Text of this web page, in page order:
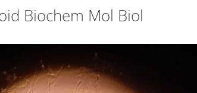
Biochem Mol Biol